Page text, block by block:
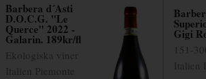
Barbera d´Asti
D.O.C.G. "Le
Querce" 2022 -
Galarin. 189kr/fl
Ekologiska viner
Italien Piemonte
Gigi
151-
Italien